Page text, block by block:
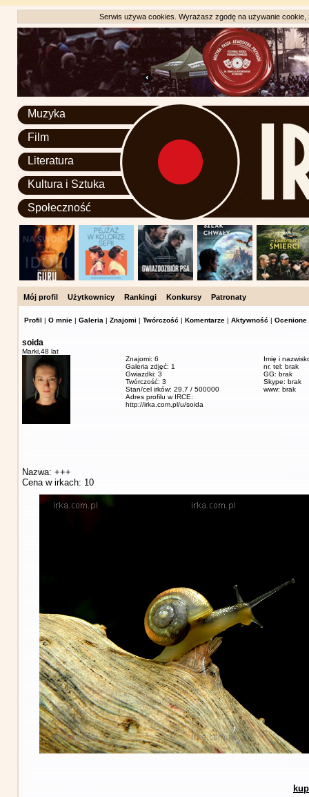
Serwis używa cookies. Wyrażasz zgodę na używanie
Muzyka
Film
Literatura
Kultura i Sztuka
Społeczność
Mój profil Użytkownicy Rankingi Konkursy Patronaty
Profil | O mnie | Galeria | Znajomi | Twórczość | Komentarze | Aktywność | Ocenione
soida
Marki, 48 lat
Znajomi: 6
Galeria zdjęć: 1
Gwiazdki: 3
Twórczość: 3
Stan/cel irków: 29,7 / 500000
Adres profilu w IRCE:
http://irka.com.pl/u/soida
Imię i
nr. tel: brak
GG: brak
Skype: brak
www: brak
Nazwa: +++
Cena w irkach: 10